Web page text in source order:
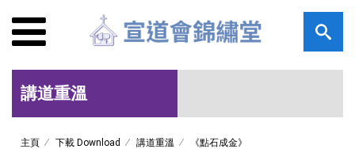
講道重溫
主頁 下載 Download 講道重溫 《點石成金》